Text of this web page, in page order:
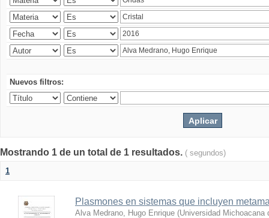
Nuevos filtros:
Mostrando 1 de un total de 1 resultados. ( segundos)
1
Plasmones en sistemas que incluyen
Alva Medrano, Hugo Enrique (Universidad Michoacana